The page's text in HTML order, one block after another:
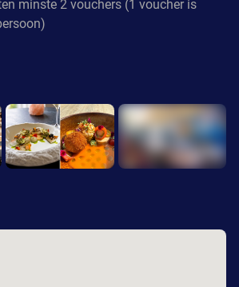
minste 2 vouchers (1 voucher is